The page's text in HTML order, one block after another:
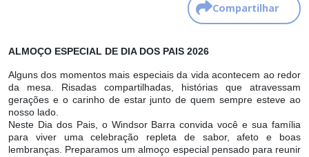
Compartilhar
ALMOÇO ESPECIAL DE DIA DOS PAIS 2026
Alguns dos momentos mais especiais da vida acontecem ao redor
da mesa. Risadas compartilhadas, histórias que atravessam
gerações e o carinho de estar junto de quem sempre esteve ao
nosso lado.
Neste Dia dos Pais, o Windsor Barra convida você e sua família
para viver uma celebração repleta de sabor, afeto e boas
lembranças. Preparamos um almoço especial pensado para reunir